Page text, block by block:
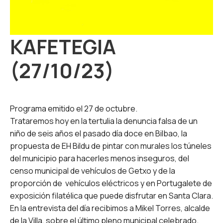
KAFETEGIA
(27/10/23)
Programa emitido el 27 de octubre.
Trataremos hoy en la tertulia la denuncia falsa de un
niño de seis años el pasado día doce en Bilbao, la
propuesta de EH Bildu de pintar con murales los túneles
del municipio para hacerles menos inseguros, del
censo municipal de vehículos de Getxo y de la
proporción de vehículos eléctricos y en Portugalete de
exposición filatélica que puede disfrutar en Santa Clara.
En la entrevista del día recibimos a Mikel Torres, alcalde
de la Villa, sobre el último pleno municipal celebrado.